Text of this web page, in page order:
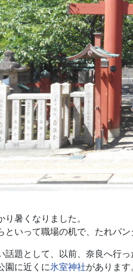
暑くなりました。
いって職場の机で、たれパン
題として、以前、奈良へ行っ
園に近くに氷室神社があります